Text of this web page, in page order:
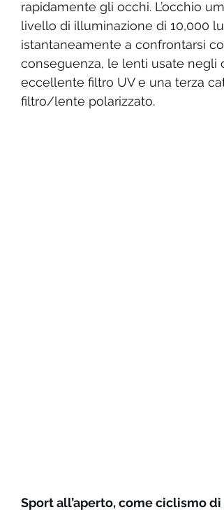
rapidamente gli occhi. L’occhio
livello di illuminazione di 10,000
istantaneamente a confrontarsi
conseguenza, le lenti usate negli
eccellente filtro UV e una terza
filtro/lente polarizzato.
Sport all’aperto, come ciclismo